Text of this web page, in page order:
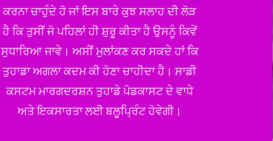
ਕਰਨਾ ਚਾਹੁੰਦੇ ਹੋ ਜਾਂ ਇਸ ਬਾਰੇ ਕੁਝ ਸਲਾਹ ਦੀ ਲੋੜ
ਹੈ ਕਿ ਤੁਸੀਂ ਜੋ ਪਹਿਲਾਂ ਹੀ ਸ਼ੁਰੂ ਕੀਤਾ ਹੈ ਉਸਨੂੰ ਕਿਵੇਂ
ਸੁਧਾਰਿਆ ਜਾਵੇ। ਅਸੀਂ ਮੁਲਾਂਕਣ ਕਰ ਸਕਦੇ ਹਾਂ ਕਿ
ਤੁਹਾਡਾ ਅਗਲਾ ਕਦਮ ਕੀ ਹੋਣਾ ਚਾਹੀਦਾ ਹੈ। ਸਾਡੀ
ਕਸਟਮ ਮਾਰਗਦਰਸ਼ਨ ਤੁਹਾਡੇ ਪੋਡਕਾਸਟ ਦੇ ਵਾਧੇ
ਅਤੇ ਇਕਸਾਰਤਾ ਲਈ ਬਲੂਪ੍ਰਿੰਟ ਹੋਵੇਗੀ।